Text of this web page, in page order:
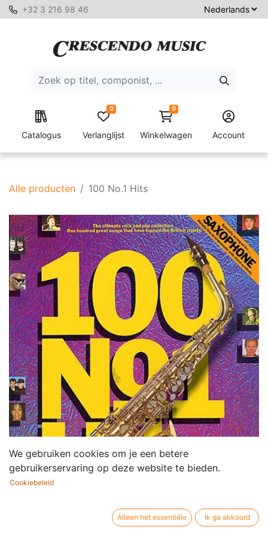
+32 3 216 98 46
Catalogus Verlanglijst
0 0
Winkelwagen Account
Alle producten 100 No.1 Hits
We gebruiken cookies om je een betere
gebruikerservaring op deze website te bieden.
Cookiebeleid
Alleen het essentiële Ik ga akkoord